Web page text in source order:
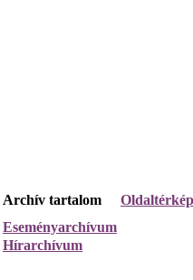
Archív tartalom
Eseményarchívum
Hírarchívum
Oldaltérkép